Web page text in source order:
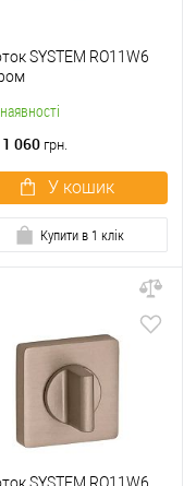
SYSTEM RO11W6
1 060 грн.
У кошик
Купити в 1 клік